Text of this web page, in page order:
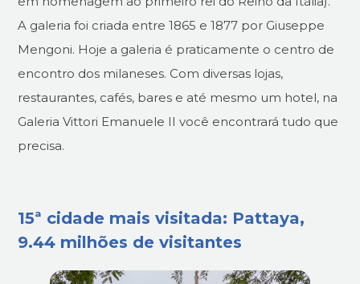
A galeria foi criada entre 1865 e 1877 por Giuseppe
Mengoni. Hoje a galeria é praticamente o centro de
encontro dos milaneses. Com diversas lojas,
restaurantes, cafés, bares e até mesmo um hotel, na
Galeria Vittori Emanuele II você encontrará tudo que
precisa.
15ª cidade mais visitada: Pattaya,
9.44 milhões de visitantes